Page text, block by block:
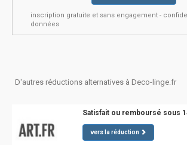
inscription gratuite et sans engagement -
données
D'autres réductions alternatives à Deco-linge.fr
Satisfait ou remboursé sous
vers la réduction